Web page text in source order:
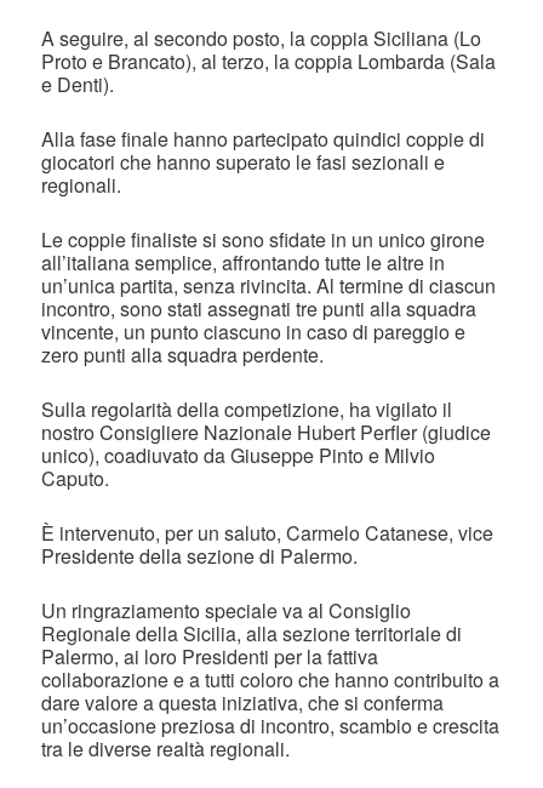
A seguire, al secondo posto, la coppia Siciliana (Lo
Proto e Brancato), al terzo, la coppia Lombarda (Sala
e Denti).
Alla fase finale hanno partecipato quindici coppie di
giocatori che hanno superato le fasi sezionali e
regionali.
Le coppie finaliste si sono sfidate in un unico girone
all’italiana semplice, affrontando tutte le altre in
un’unica partita, senza rivincita. Al termine di ciascun
incontro, sono stati assegnati tre punti alla squadra
vincente, un punto ciascuno in caso di pareggio e
zero punti alla squadra perdente.
Sulla regolarità della competizione, ha vigilato il
nostro Consigliere Nazionale Hubert Perfler (giudice
unico), coadiuvato da Giuseppe Pinto e Milvio
Caputo.
È intervenuto, per un saluto, Carmelo Catanese, vice
Presidente della sezione di Palermo.
Un ringraziamento speciale va al Consiglio
Regionale della Sicilia, alla sezione territoriale di
Palermo, ai loro Presidenti per la fattiva
collaborazione e a tutti coloro che hanno contribuito a
dare valore a questa iniziativa, che si conferma
un’occasione preziosa di incontro, scambio e crescita
tra le diverse realtà regionali.